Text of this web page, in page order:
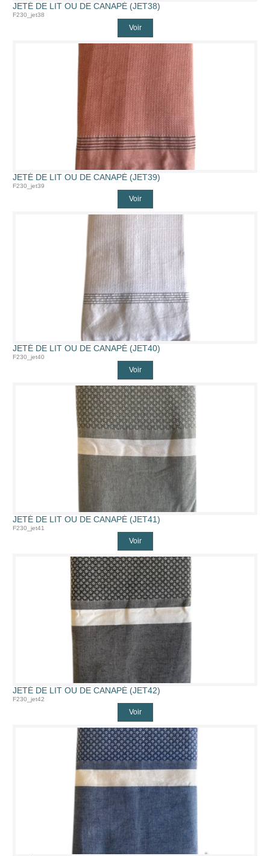
JETÉ DE LIT OU DE CANAPÉ (JET38)
F230_jet38
Voir
JETÉ DE LIT OU DE CANAPÉ (JET39)
F230_jet39
Voir
JETÉ DE LIT OU DE CANAPÉ (JET40)
F230_jet40
Voir
JETÉ DE LIT OU DE CANAPÉ (JET41)
F230_jet41
Voir
JETÉ DE LIT OU DE CANAPÉ (JET42)
F230_jet42
Voir